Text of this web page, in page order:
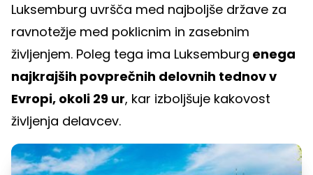
Luksemburg uvršča med najboljše države za
ravnotežje med poklicnim in zasebnim
življenjem. Poleg tega ima Luksemburg enega
najkrajših povprečnih delovnih tednov v
Evropi, okoli 29 ur, kar izboljšuje kakovost
življenja delavcev.